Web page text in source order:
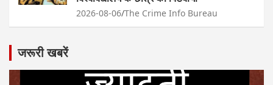
2026-08-06 The Crime Info Bureau
जरूरी खबरें